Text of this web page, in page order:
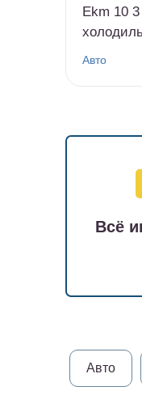
Ekm 10
Авто
Всё
Авто